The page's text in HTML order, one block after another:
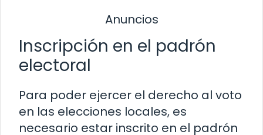
Anuncios
Inscripción en el padrón
electoral
Para poder ejercer el derecho al voto
en las elecciones locales, es
necesario estar inscrito en el padrón